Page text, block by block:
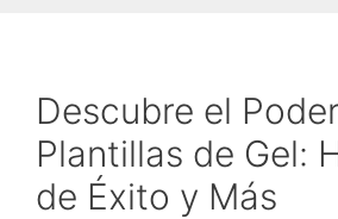
Descubre el
Plantillas de Gel:
de Éxito y Más